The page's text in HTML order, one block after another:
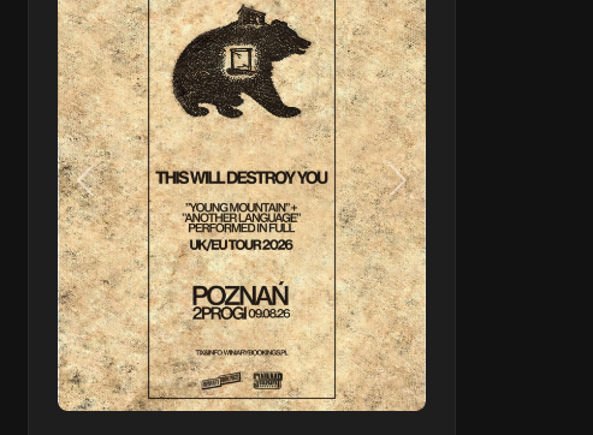
Poprzedni Następny
This Will Destroy You
09.08 - Poznań, Klub 2progi